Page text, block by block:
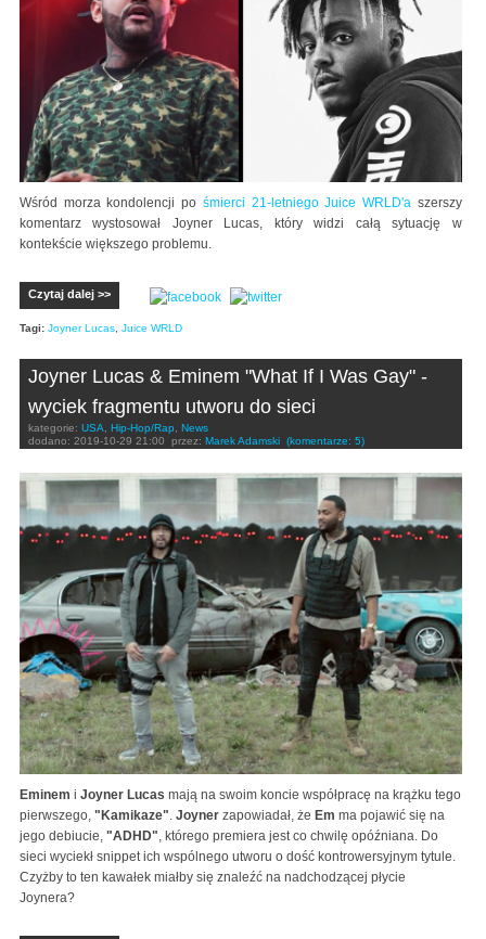
Wśród morza kondolencji po śmierci 21-letniego Juice WRLD'a szerszy
komentarz wystosował Joyner Lucas, który widzi całą sytuację w
kontekście większego problemu.
Czytaj dalej >>
Tagi: Joyner Lucas Juice WRLD
Joyner Lucas & Eminem "What If I Was Gay" -
wyciek fragmentu utworu do sieci
kategorie: USA Hip-Hop/Rap
News
dodano: 2019-10-29 21:00 przez: Marek Adamski (komentarze: 5)
Eminem i Joyner Lucas mają na swoim koncie współpracę na krążku tego
pierwszego, "Kamikaze" Joyner zapowiadał, że Em ma pojawić się na
jego debiucie, "ADHD" , którego premiera jest co chwilę opóźniana. Do
sieci wyciekł snippet ich wspólnego utworu o dość kontrowersyjnym tytule.
Czyżby to ten kawałek miałby się znaleźć na nadchodzącej płycie
Joynera?